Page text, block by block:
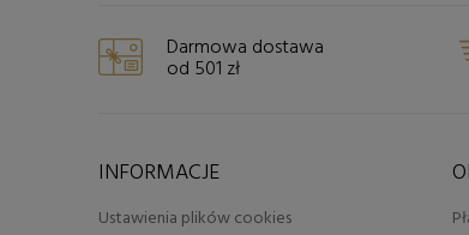
Darmowa dostawa
od 501 zł
INFORMACJE
Ustawienia plików cookies